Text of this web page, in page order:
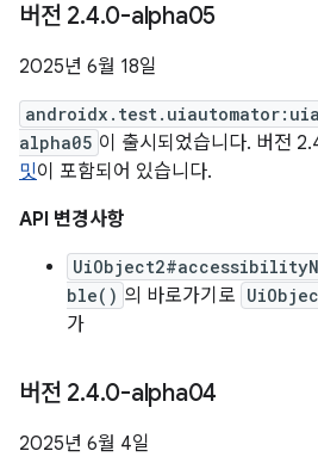
버전 2.4.0-alpha05
2025년 6월 18일
alpha05 이 출시되었습니다. 버전
밋이 포함되어 있습니다.
API 변경사항
ble() 의 바로가기로
가
버전 2.4.0-alpha04
2025년 6월 4일